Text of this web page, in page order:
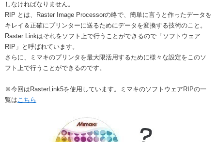
しなければなりません。
RIP とは、Raster Image Processorの略で、簡単に言うと作ったデータを
キレイ＆正確にプリンターに送るためにデータを変換する技術のこと。
Raster Linkはそれをソフト上で行うことができるので「ソフトウェア
RIP」と呼ばれています。
さらに、ミマキのプリンタを最大限活用するために様々な設定をこのソ
フト上で行うことができるのです。
※今回はRasterLink5を使用しています。ミマキのソフトウェアRIPの一
覧はこちら